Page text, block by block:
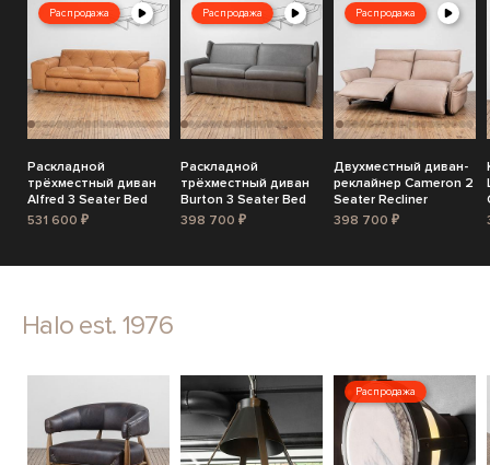
Распродажа
Раскладной
трёхместный диван
Alfred 3 Seater Bed
531 600 ₽
Распродажа
Раскладной
трёхместный диван
Burton 3 Seater Bed
398 700 ₽
Распродажа
Двухместный диван-
реклайнер Cameron 2
Seater Recliner
398 700 ₽
Halo est. 1976
Распродажа